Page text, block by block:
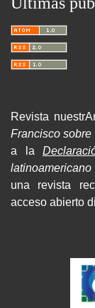
Revista
Francisco
a la
una revista
acceso abierto